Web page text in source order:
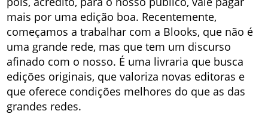
mais por uma edição boa. Recentemente,
começamos a trabalhar com a Blooks, que não é
uma grande rede, mas que tem um discurso
afinado com o nosso. É uma livraria que busca
edições originais, que valoriza novas editoras e
que oferece condições melhores do que as das
grandes redes.